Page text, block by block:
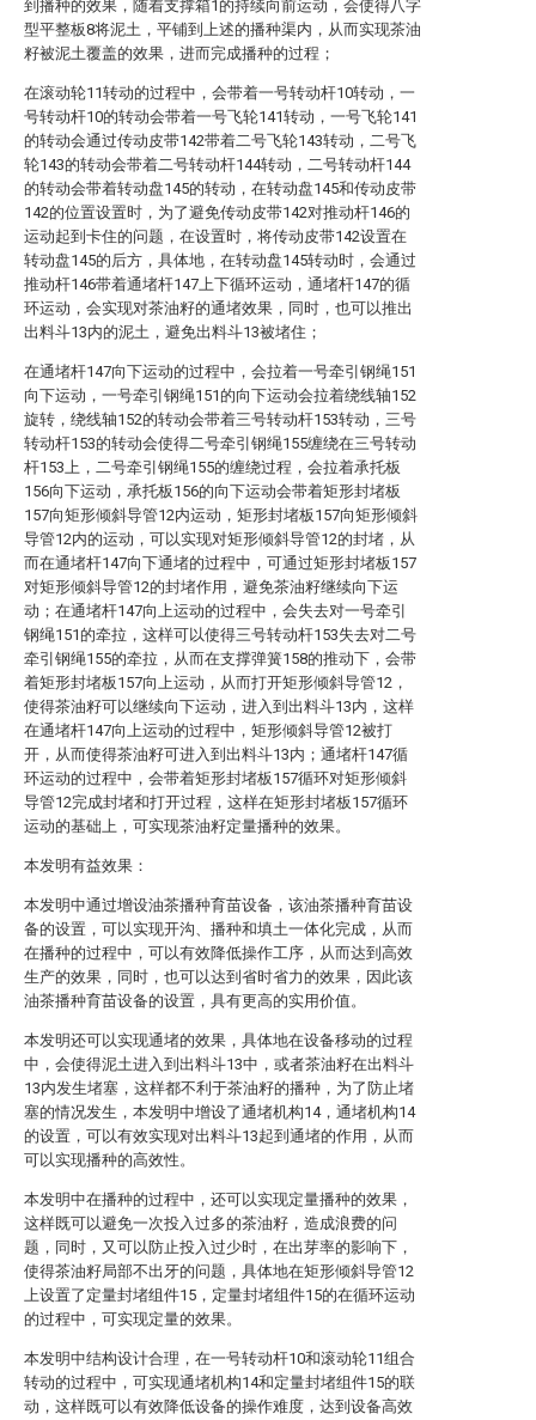
到播种的效果，随着支撑箱1的持续向前运动，会使得八字
型平整板8将泥土，平铺到上述的播种渠内，从而实现茶油
籽被泥土覆盖的效果，进而完成播种的过程；
在滚动轮11转动的过程中，会带着一号转动杆10转动，一
号转动杆10的转动会带着一号飞轮141转动，一号飞轮141
的转动会通过传动皮带142带着二号飞轮143转动，二号飞
轮143的转动会带着二号转动杆144转动，二号转动杆144
的转动会带着转动盘145的转动，在转动盘145和传动皮带
142的位置设置时，为了避免传动皮带142对推动杆146的
运动起到卡住的问题，在设置时，将传动皮带142设置在
转动盘145的后方，具体地，在转动盘145转动时，会通过
推动杆146带着通堵杆147上下循环运动，通堵杆147的循
环运动，会实现对茶油籽的通堵效果，同时，也可以推出
出料斗13内的泥土，避免出料斗13被堵住；
在通堵杆147向下运动的过程中，会拉着一号牵引钢绳151
向下运动，一号牵引钢绳151的向下运动会拉着绕线轴152
旋转，绕线轴152的转动会带着三号转动杆153转动，三号
转动杆153的转动会使得二号牵引钢绳155缠绕在三号转动
杆153上，二号牵引钢绳155的缠绕过程，会拉着承托板
156向下运动，承托板156的向下运动会带着矩形封堵板
157向矩形倾斜导管12内运动，矩形封堵板157向矩形倾斜
导管12内的运动，可以实现对矩形倾斜导管12的封堵，从
而在通堵杆147向下通堵的过程中，可通过矩形封堵板157
对矩形倾斜导管12的封堵作用，避免茶油籽继续向下运
动；在通堵杆147向上运动的过程中，会失去对一号牵引
钢绳151的牵拉，这样可以使得三号转动杆153失去对二号
牵引钢绳155的牵拉，从而在支撑弹簧158的推动下，会带
着矩形封堵板157向上运动，从而打开矩形倾斜导管12，
使得茶油籽可以继续向下运动，进入到出料斗13内，这样
在通堵杆147向上运动的过程中，矩形倾斜导管12被打
开，从而使得茶油籽可进入到出料斗13内；通堵杆147循
环运动的过程中，会带着矩形封堵板157循环对矩形倾斜
导管12完成封堵和打开过程，这样在矩形封堵板157循环
运动的基础上，可实现茶油籽定量播种的效果。
本发明有益效果：
本发明中通过增设油茶播种育苗设备，该油茶播种育苗设
备的设置，可以实现开沟、播种和填土一体化完成，从而
在播种的过程中，可以有效降低操作工序，从而达到高效
生产的效果，同时，也可以达到省时省力的效果，因此该
油茶播种育苗设备的设置，具有更高的实用价值。
本发明还可以实现通堵的效果，具体地在设备移动的过程
中，会使得泥土进入到出料斗13中，或者茶油籽在出料斗
13内发生堵塞，这样都不利于茶油籽的播种，为了防止堵
塞的情况发生，本发明中增设了通堵机构14，通堵机构14
的设置，可以有效实现对出料斗13起到通堵的作用，从而
可以实现播种的高效性。
本发明中在播种的过程中，还可以实现定量播种的效果，
这样既可以避免一次投入过多的茶油籽，造成浪费的问
题，同时，又可以防止投入过少时，在出芽率的影响下，
使得茶油籽局部不出牙的问题，具体地在矩形倾斜导管12
上设置了定量封堵组件15，定量封堵组件15的在循环运动
的过程中，可实现定量的效果。
本发明中结构设计合理，在一号转动杆10和滚动轮11组合
转动的过程中，可实现通堵机构14和定量封堵组件15的联
动，这样既可以有效降低设备的操作难度，达到设备高效